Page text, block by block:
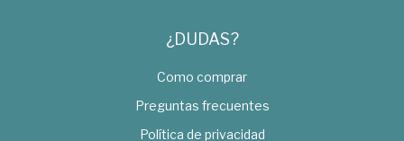
¿DUDAS?
Como comprar
Preguntas frecuentes
Política de privacidad